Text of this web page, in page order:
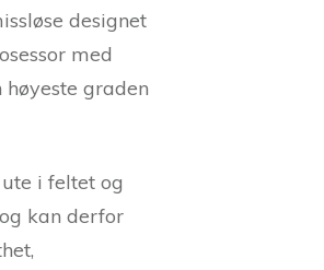
designet
med
høyeste graden
i feltet og
kan derfor